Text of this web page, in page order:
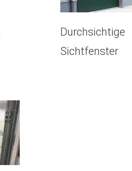
Durchsichtige
Sichtfenster